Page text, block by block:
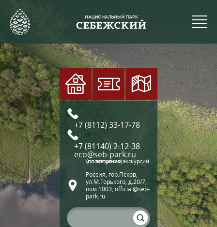
+7 (8112) 33-17-78
+7 (81140) 2-12-38
eco@seb-park.ru
(по вопросам экскурсий и посещения)
Россия, гор.Псков,
ул.М.Горького, д.20/7,
пом.1003, official@seb-
park.ru